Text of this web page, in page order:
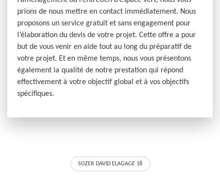
prions de nous mettre en contact immédiatement. Nous
proposons un service gratuit et sans engagement pour
l’élaboration du devis de votre projet. Cette offre a pour
but de vous venir en aide tout au long du préparatif de
votre projet. Et en même temps, nous vous présentons
également la qualité de notre prestation qui répond
effectivement à votre objectif global et à vos objectifs
spécifiques.
SOZER DAVID ELAGAGE 18